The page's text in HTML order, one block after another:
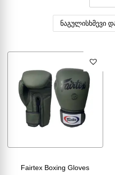
Fairtex Boxing Gloves